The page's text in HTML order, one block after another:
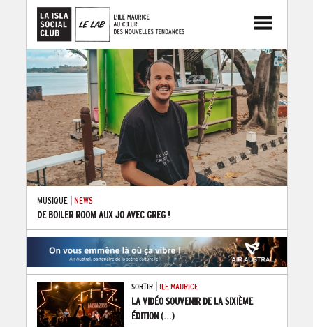
MUSIQUE| NEWS
DE BOILER ROOM AUX JO AVEC GREG !
SORTIR| ILE MAURICE
LA VIDÉO SOUVENIR DE LA SIXIÈME
ÉDITION(...)